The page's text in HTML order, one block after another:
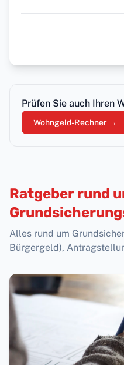
Prüfen Sie auch Ihren
Wohngeld-Rechner →
Ratgeber rund
Alles rund um
Bürgergeld),